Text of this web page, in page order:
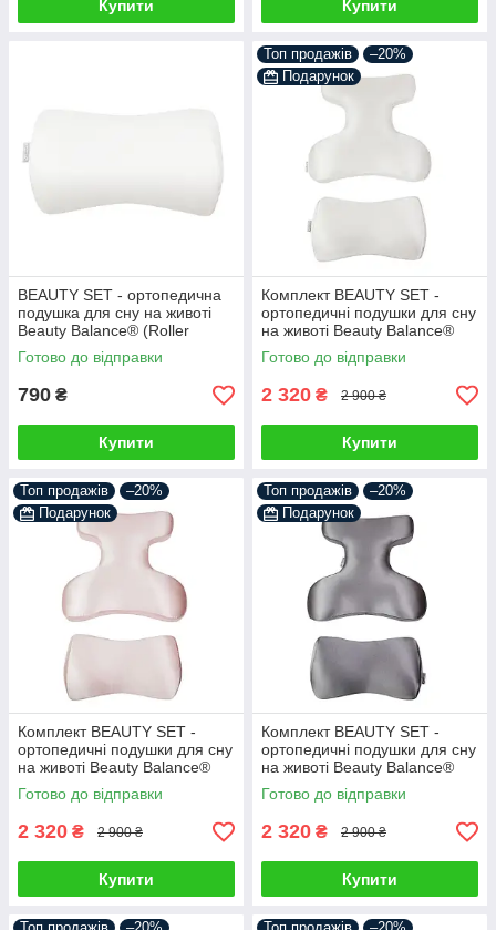
Купити Купити
BEAUTY SET - ортопедична
подушка для сну на животі
Beauty Balance® (Roller
PILLOW №2 ) тенсел айворі
Готово до відправки
790 ₴
Купити
Топ продажів
–20%
Подарунок
Комплект BEAUTY SET -
ортопедичні подушки для сну
на животі Beauty Balance®
(Face Pillow №1 & Roller
Pillow №2) шовк айворі
Готово до відправки
2 320 ₴ 2 900 ₴
Купити
Топ продажів
–20%
Подарунок
Комплект BEAUTY SET -
ортопедичні подушки для сну
на животі Beauty Balance®
(Face Pillow №1 & Roller
Pillow №2) шовк пудра
Готово до відправки
2 320 ₴ 2 900 ₴
Купити
Топ продажів
–20%
Подарунок
Комплект BEAUTY SET -
ортопедичні подушки для сну
на животі Beauty Balance®
(Face Pillow №1 & Roller
Pillow №2) шовк графіт
Готово до відправки
2 320 ₴ 2 900 ₴
Купити